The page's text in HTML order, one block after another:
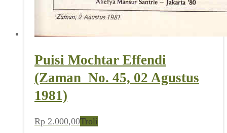
Puisi Mochtar Effendi
(Zaman_No. 45, 02 Agustus
1981)
Rp 2.000,00Troli